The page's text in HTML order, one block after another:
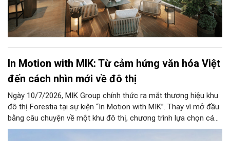
In Motion with MIK: Từ cảm hứng văn hóa Việt
đến cách nhìn mới về đô thị
Ngày 10/7/2026, MIK Group chính thức ra mắt thương hiệu khu
đô thị Forestia tại sự kiện “In Motion with MIK”. Thay vì mở đầu
bằng câu chuyện về một khu đô thị, chương trình lựa chọn cách
kể từ những ký ức quen thuộc của đời sống Việt Nam, từ đó